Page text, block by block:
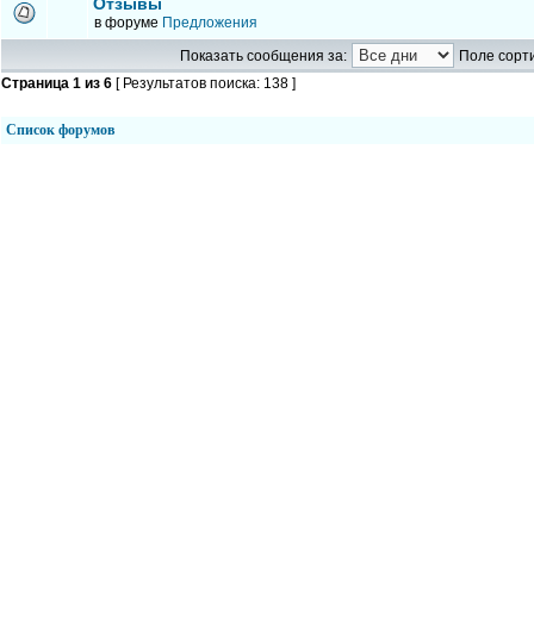
в форуме Предложения
Показать сообщения за:
Поле
Страница 1 из 6 [ Результатов поиска: 138 ]
Список форумов